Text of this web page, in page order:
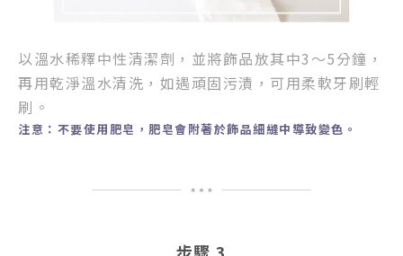
以溫水稀釋中性清潔劑， 並將飾品放其中3～5分鐘，
再用乾淨溫水清洗， 如遇頑固污漬， 可用柔軟牙刷輕
刷。
注意 ： 不要使用肥皂，肥皂會附著於飾品細縫中導致變色。